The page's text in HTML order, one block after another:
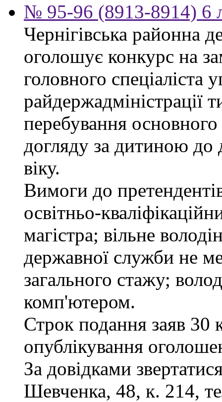
№ 95-96 (8913-8914) 6
Чернігівська районна
оголошує конкурс на
головного спеціаліста
райдержадміністрації
перебування
догляду за дитиною до
віку.
Вимоги до
освітньо-
магістра; вільне
державної служби не
загального стажу;
комп'ютером.
Строк подання заяв 30
опублікування
За довідками
Шевченка, 48, к. 214,